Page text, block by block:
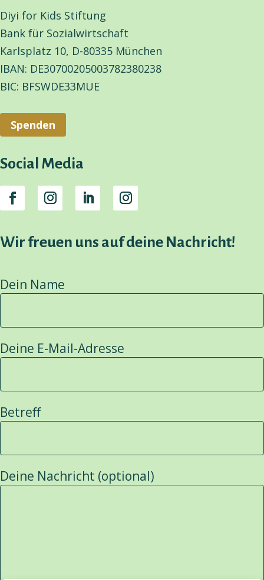
Diyi for Kids Stiftung
Bank für Sozialwirtschaft
Karlsplatz 10, D-80335 München
IBAN: DE30700205003782380238
BIC: BFSWDE33MUE
Spenden
Social Media
Wir freuen uns auf deine Nachricht!
Dein Name
Deine E-Mail-Adresse
Betreff
Deine Nachricht (optional)